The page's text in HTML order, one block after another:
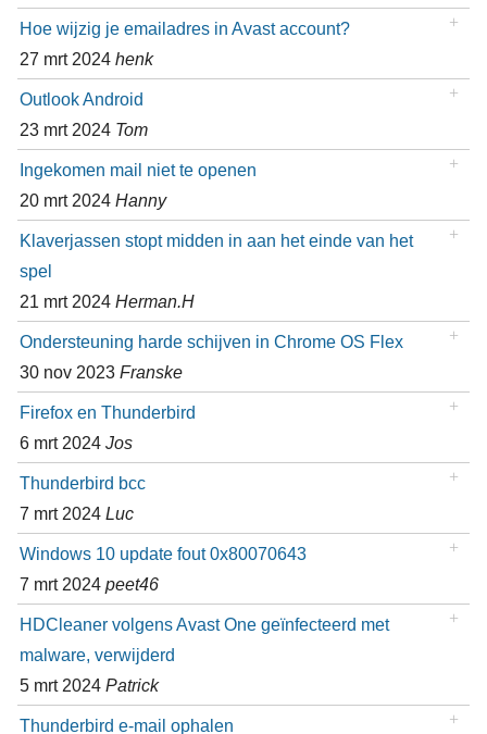
Hoe wijzig je emailadres in Avast account?
27 mrt 2024 henk
Outlook Android
23 mrt 2024 Tom
Ingekomen mail niet te openen
20 mrt 2024 Hanny
Klaverjassen stopt midden in aan het einde van het
spel
21 mrt 2024 Herman.H
Ondersteuning harde schijven in Chrome OS Flex
30 nov 2023 Franske
Firefox en Thunderbird
6 mrt 2024 Jos
Thunderbird bcc
7 mrt 2024 Luc
Windows 10 update fout 0x80070643
7 mrt 2024 peet46
HDCleaner volgens Avast One geïnfecteerd met
malware, verwijderd
5 mrt 2024 Patrick
Thunderbird e-mail ophalen